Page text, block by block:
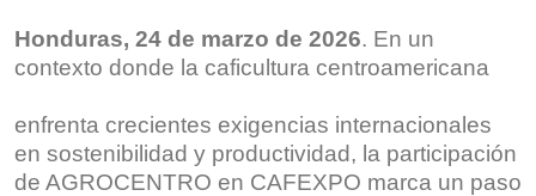
Honduras, 24 de marzo de 2026. En un
contexto donde la caficultura centroamericana
enfrenta crecientes exigencias internacionales
en sostenibilidad y productividad, la participación
de AGROCENTRO en CAFEXPO marca un paso